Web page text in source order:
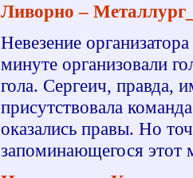
Ливорно –
Невезение
минуте организовали
гола. Сергеич, правда,
присутствовала
оказались правы. Но
запоминающегося этот